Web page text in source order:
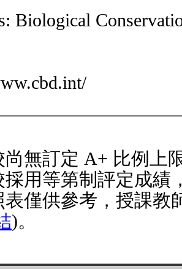
Biological
尚無訂定 A+ 比例上
採用等第制評定成績
表僅供參考，授課教
)。